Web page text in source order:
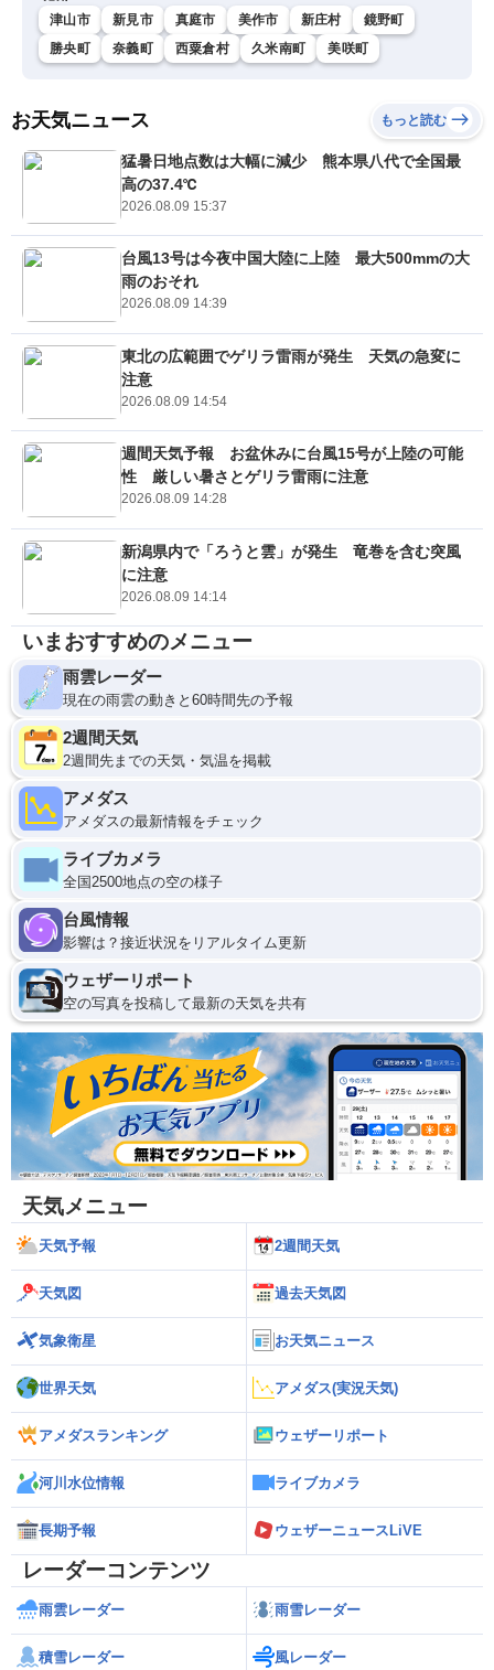
津山市 新見市 真庭市 美作市 新庄村
鏡野町
勝央町
奈義町 西粟倉村 久米南町 美咲町
お天気ニュース もっと読む
猛暑日地点数は大幅に減少 熊本県八代で全国最
高の37.4℃
2026.08.09 15:37
台風13号は今夜中国大陸に上陸 最大500mmの大
雨のおそれ
2026.08.09 14:39
東北の広範囲でゲリラ雷雨が発生 天気の急変に
注意
2026.08.09 14:54
週間天気予報 お盆休みに台風15号が上陸の可能
性 厳しい暑さとゲリラ雷雨に注意
2026.08.09 14:28
新潟県内で「ろうと雲」が発生 竜巻を含む突風
に注意
2026.08.09 14:14
いまおすすめのメニュー
雨雲レーダー
現在の雨雲の動きと60時間先の予報
2週間天気
2週間先までの天気・気温を掲載
アメダス
アメダスの最新情報をチェック
ライブカメラ
全国2500地点の空の様子
台風情報
影響は？接近状況をリアルタイム更新
ウェザーリポート
空の写真を投稿して最新の天気を共有
天気メニュー
天気予報 2週間天気
天気図 過去天気図
気象衛星 お天気ニュース
世界天気 アメダス(実況天気)
アメダスランキング ウェザーリポート
河川水位情報 ライブカメラ
長期予報 ウェザーニュースLiVE
レーダーコンテンツ
雨雲レーダー 雨雪レーダー
積雪レーダー 風レーダー